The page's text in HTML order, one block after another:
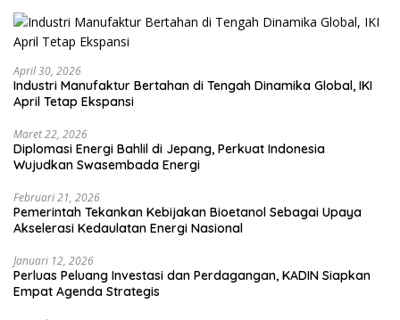
April 30, 2026
Industri Manufaktur Bertahan di Tengah Dinamika Global, IKI
April Tetap Ekspansi
Maret 22, 2026
Diplomasi Energi Bahlil di Jepang, Perkuat Indonesia
Wujudkan Swasembada Energi
Februari 21, 2026
Pemerintah Tekankan Kebijakan Bioetanol Sebagai Upaya
Akselerasi Kedaulatan Energi Nasional
Januari 12, 2026
Perluas Peluang Investasi dan Perdagangan, KADIN Siapkan
Empat Agenda Strategis